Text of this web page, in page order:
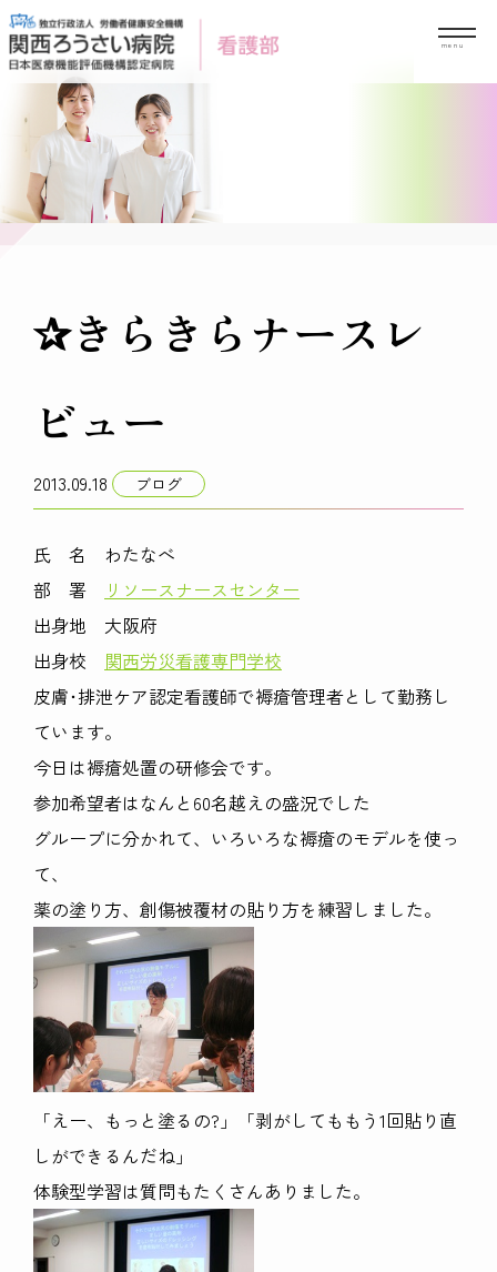
Skip
to
content
✰きらきらナースレ
ビュー
2013.09.18 ブログ
氏 名 わたなべ
部 署
リソースナースセンター
出身地 大阪府
出身校 関西労災看護専門学校
皮膚･排泄ケア認定看護師で褥瘡管理者として勤務し
ています。
今日は褥瘡処置の研修会です。
参加希望者はなんと60名越えの盛況でした
グループに分かれて、いろいろな褥瘡のモデルを使っ
て、
薬の塗り方、創傷被覆材の貼り方を練習しました。
「えー、もっと塗るの?」「剥がしてももう1回貼り直
しができるんだね」
体験型学習は質問もたくさんありました。